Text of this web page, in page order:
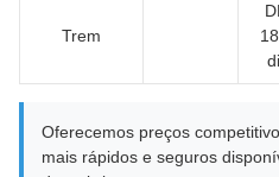
Trem
Oferecemos preços
mais rápidos e seguros